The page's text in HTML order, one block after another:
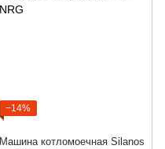
−14%
Машина котломоечная Silanos